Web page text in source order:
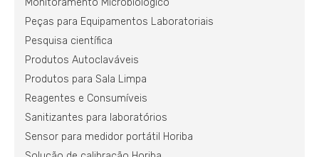
Monitoramento Microbiológico
Peças para Equipamentos Laboratoriais
Pesquisa científica
Produtos Autoclaváveis
Produtos para Sala Limpa
Reagentes e Consumíveis
Sanitizantes para laboratórios
Sensor para medidor portátil Horiba